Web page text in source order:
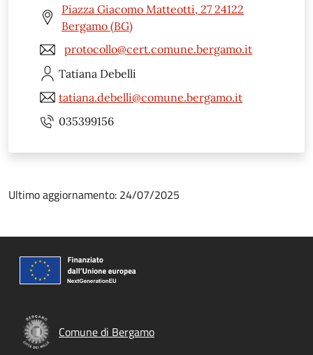
Piazza Giacomo Matteotti, 27 24122
Bergamo (BG)
protocollo@cert.comune.bergamo.it
Tatiana Debelli
tatiana.debelli@comune.bergamo.it
035399156
Ultimo aggiornamento: 24/07/2025
Comune di Bergamo